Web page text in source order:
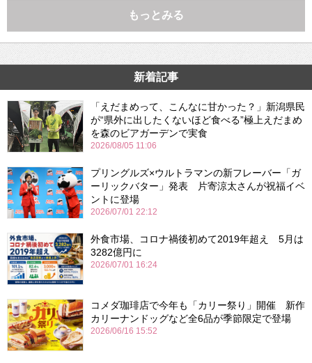
もっとみる
新着記事
「えだまめって、こんなに甘かった？」新潟県民
が“県外に出したくないほど食べる”極上えだまめ
を森のビアガーデンで実食
2026/08/05 11:06
プリングルズ×ウルトラマンの新フレーバー「ガ
ーリックバター」発表 片寄涼太さんが祝福イベ
ントに登場
2026/07/01 22:12
外食市場、コロナ禍後初めて2019年超え 5月は
3282億円に
2026/07/01 16:24
コメダ珈琲店で今年も「カリー祭り」開催 新作
カリーナンドッグなど全6品が季節限定で登場
2026/06/16 15:52